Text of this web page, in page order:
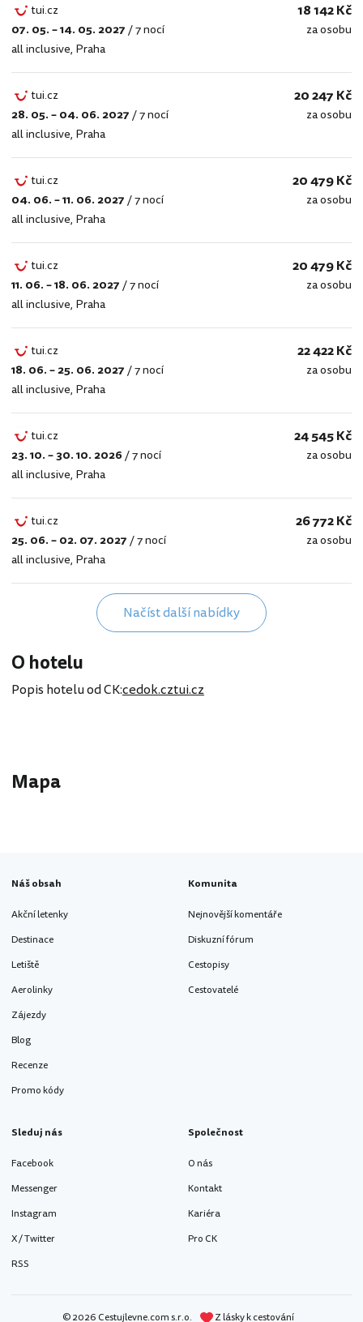
tui.cz
tui.cz
07. 05. – 14. 05. 2027/7 nocí
all inclusive, Praha
18 142 Kč
za osobu
tui.cz
tui.cz
28. 05. – 04. 06. 2027/7 nocí
all inclusive, Praha
20 247 Kč
za osobu
tui.cz
tui.cz
04. 06. – 11. 06. 2027/7 nocí
all inclusive, Praha
20 479 Kč
za osobu
tui.cz
tui.cz
11. 06. – 18. 06. 2027/7 nocí
all inclusive, Praha
20 479 Kč
za osobu
tui.cz
tui.cz
18. 06. – 25. 06. 2027/7 nocí
all inclusive, Praha
22 422 Kč
za osobu
tui.cz
tui.cz
23. 10. – 30. 10. 2026/7 nocí
all inclusive, Praha
24 545 Kč
za osobu
tui.cz
tui.cz
25. 06. – 02. 07. 2027/7 nocí
all inclusive, Praha
26 772 Kč
za osobu
Načíst další nabídky
O hotelu
Popis hotelu od CK:cedok.cztui.cz
Mapa
Náš obsah
Akční letenky
Destinace
Letiště
Aerolinky
Zájezdy
Blog
Recenze
Promo kódy
Komunita
Nejnovější komentáře
Diskuzní fórum
Cestopisy
Cestovatelé
Sleduj nás
Facebook
Messenger
Instagram
X / Twitter
RSS
Společnost
O nás
Kontakt
Kariéra
Pro CK
© 2026 Cestujlevne.com s.r.o. Z lásky k cestování